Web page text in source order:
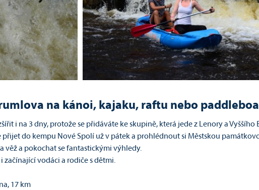
na kánoi, kajaku, raftu nebo
i na 3 dny, protože se přidáváte ke skupině, která jede z Lenory a Vyššího
do kempu Nové Spolí už v pátek a prohlédnout si Městskou
věž a pokochat se fantastickými výhledy.
začínající vodáci a rodiče s dětmi.
17 km